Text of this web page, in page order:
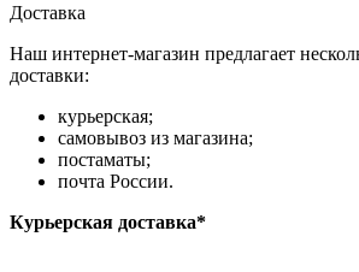
Доставка
Наш интернет-магазин предлагает
доставки:
курьерская;
самовывоз из магазина;
постаматы;
почта России.
Курьерская доставка*